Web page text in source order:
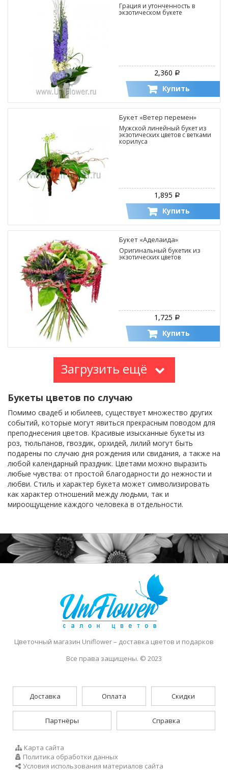
Грация и утонченность в
экзотическом букете
2,360 Р
Купить
Букет «Ветер перемен»
Мужской линейный букет из
экзотических цветов с ветками
корилуса
1,895 Р
Купить
Букет «Аделаида»
Оригинальный букетик из
экзотических цветов
1,725 Р
Купить
Загрузить ещё
Букеты цветов по случаю
Помимо свадеб и юбилеев, существует множество других
событий, которые могут явиться прекрасным поводом для
преподнесения цветов. Красивые изысканные букеты из
роз, тюльпанов, гвоздик, орхидей, лилий могут быть
подарены по случаю дня рождения или свидания, а также на
любой календарный праздник. Цветами можно выразить
любые чувства: от простой благодарности до нежности и
любви. Стиль и характер букета может символизировать
как характер отношений между людьми, так и
мироощущение каждого человека в отдельности.
Цветочный магазин Uniflower– доставка цветов и подарков
Все права защищены. © 2023
Доставка Оплата Скидки
Партнёры Справка
Карта сайта
Политика обработки данных
Условия использования материалов сайта